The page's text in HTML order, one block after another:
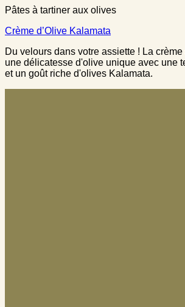
Pâtes à tartiner aux olives
Crème d’Olive Kalamata
Du velours dans votre assiette ! La
une délicatesse d'olive unique avec une
et un goût riche d'olives Kalamata.